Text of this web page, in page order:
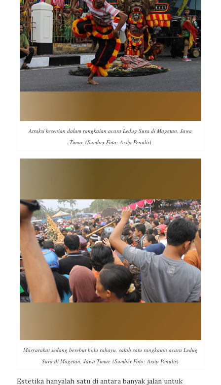
Atraksi kesenian dalam rangkaian acara Ledug Sura di Magetan, Jawa
Timur. (Sumber Foto: Arsip Penulis)
Masyarakat sedang berebut bolu rahayu, salah satu rangkaian acara Ledug
Sura di Magetan, Jawa Timur. (Sumber Foto: Arsip Penulis)
Estetika hanyalah satu di antara banyak jalan untuk